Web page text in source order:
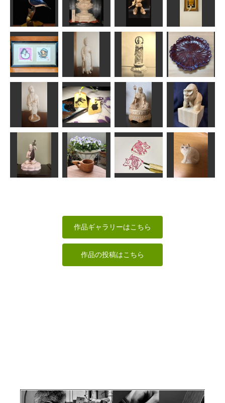
珊底羅大将
みっちゃん
アイヌ イタ
（お盆）
MK
動物たちの消
しゴムはんこ
薔薇
アメリカヤマ
セミ
MINI
如意輪観音菩
薩
天明
ゲルググ
ちゃーさん
能面
内藤 武男
「おかめ」と
「ひょっと
こ」
IKA,Create.
観音像
アラン
聖観音菩薩立
像
春彫
鎌倉彫 菊の
皿
芭蕉像
アラン
絵駒
RinRin
お地蔵さん
茶々丸
ゴリラ胸像
KUKSA
ゆーちゃん
ブタ リボン
作品ギャラリーはこちら
作品の投稿はこちら